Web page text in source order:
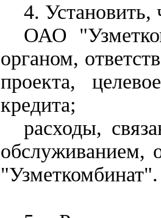
4. Установить,
ОАО
органом,
проекта,
кредита;
расходы,
обслуживанием,
"Узметкомбинат".